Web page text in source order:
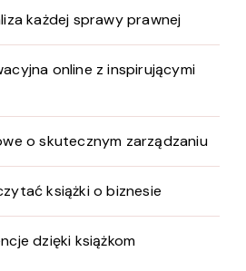
każdej sprawy prawnej
online z inspirującymi
o skutecznym zarządzaniu
książki o biznesie
dzięki książkom